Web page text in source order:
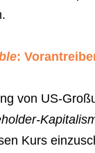
:
von US-
Kurs